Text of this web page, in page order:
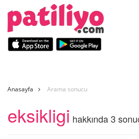
Anasayfa Arama sonucu
eksikligi hakkında 3